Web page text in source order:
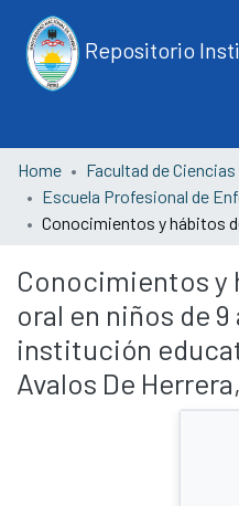
Repositorio
Home
Conocimientos y
oral en niños de 9
institución
Avalos De